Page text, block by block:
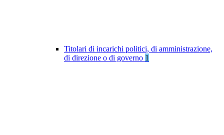
Titolari di incarichi politici, di amministrazione,
di direzione o di governo 1